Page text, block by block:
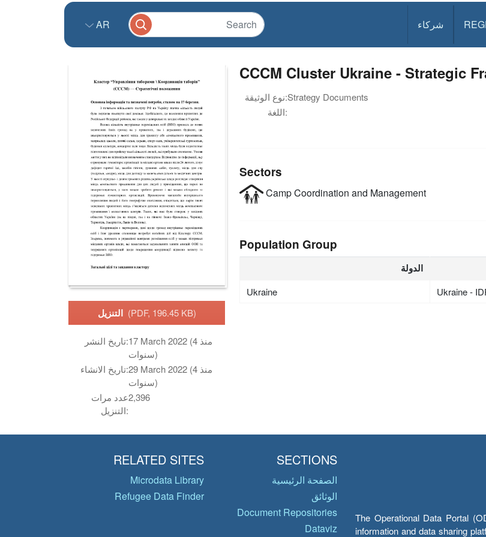
شركاء AR
التنزيل (PDF, 196.45 KB)
تاريخ النشر:17 March 2022 (منذ 4
سنوات)
تاريخ الانشاء:29 March 2022 (منذ 4
سنوات)
عدد مرات
التنزيل:
2,396
CCCM Cluster Ukraine - Strategic
نوع الوثيقة:Strategy Documents
اللغة:
Sectors
Camp Coordination and Management
Population Group
الدولة
Ukraine Ukraine -
The Operational Data Portal
information and data sharing
SECTIONS
الصفحة الرئيسية
الوثائق
Document Repositories
Dataviz
RELATED SITES
Microdata Library
Refugee Data Finder